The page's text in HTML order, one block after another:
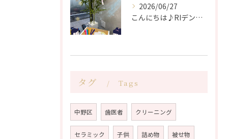
2026/06/27
こんにちは♪RIデンタルクリニック中野です🦷
タグ Tags
中野区 歯医者 クリーニング
セラミック 子供 詰め物 被せ物